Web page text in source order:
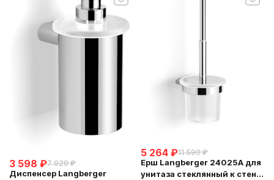
3 598 ₽7 920 ₽
Диспенсер Langberger
5 264 ₽11 590 ₽
Ерш Langberger 24025A для
унитаза стеклянный к стене